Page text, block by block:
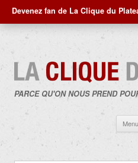
Devenez fan de La Clique du
PARCE QU'ON NOUS PREND
Menu